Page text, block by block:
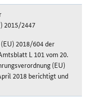
2015/2447
2018/604 der
L 101 vom 20.
(EU)
2018 berichtigt und